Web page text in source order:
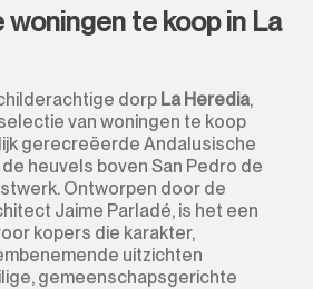
850.000€
900.000€
950.000€
1.000.000€
woningen te koop in La
dorp La Heredia,
van woningen te koop
gerecreëerde Andalusische
heuvels boven San Pedro de
Ontworpen door de
Jaime Parladé, is het een
kopers die karakter,
uitzichten
gemeenschapsgerichte